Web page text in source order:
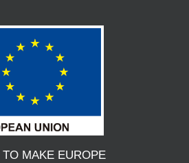
TO MAKE EUROPE